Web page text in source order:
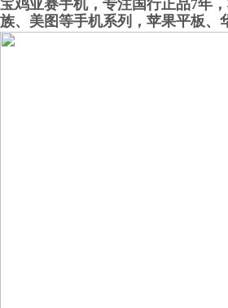
宝鸡亚赛手机，专注国行正品7年
族、美图等手机系列，苹果平板、